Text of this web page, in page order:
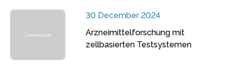
30 December 2024
Arzneimittelforschung mit
zellbasierten Testsystemen